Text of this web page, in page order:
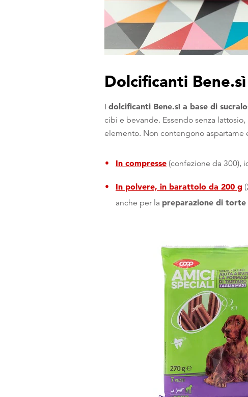
Dolcificanti Bene.sì
I dolcificanti Bene.sì a base di
cibi e bevande. Essendo senza
elemento. Non contengono aspartame
In compresse (confezione da 300),
In polvere, in barattolo da 200 g
anche per la preparazione di torte